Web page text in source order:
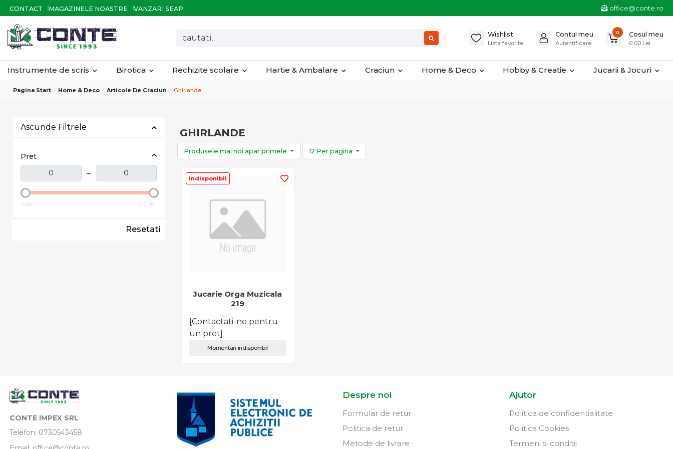
CONTACT MAGAZINELE NOASTRE VANZARI SEAP office@conte.ro
Wishlist
Lista favorite
Contul meu
Autentificare
0 Cosul meu
0,00 Lei
Instrumente de scris Birotica Rechizite scolare Hartie & Ambalare Craciun Home & Deco Hobby & Creatie Jucarii & Jocuri
Pagina Start Home & Deco Articole De Craciun Ghirlande
Ascunde Filtrele
Pret
–
0lei 0.01lei
Resetati
GHIRLANDE
Produsele mai noi apar primele 12 Per pagina
indisponibil
Jucarie Orga Muzicala
219
[Contactati-ne pentru
un pret]
Momentan indisponibil
CONTE IMPEX SRL
Telefon: 0730543458
Despre noi
Formular de retur
Politica de retur
Metode de livrare
Ajutor
Politica de confidentialitate
Politica Cookies
Termeni si conditii